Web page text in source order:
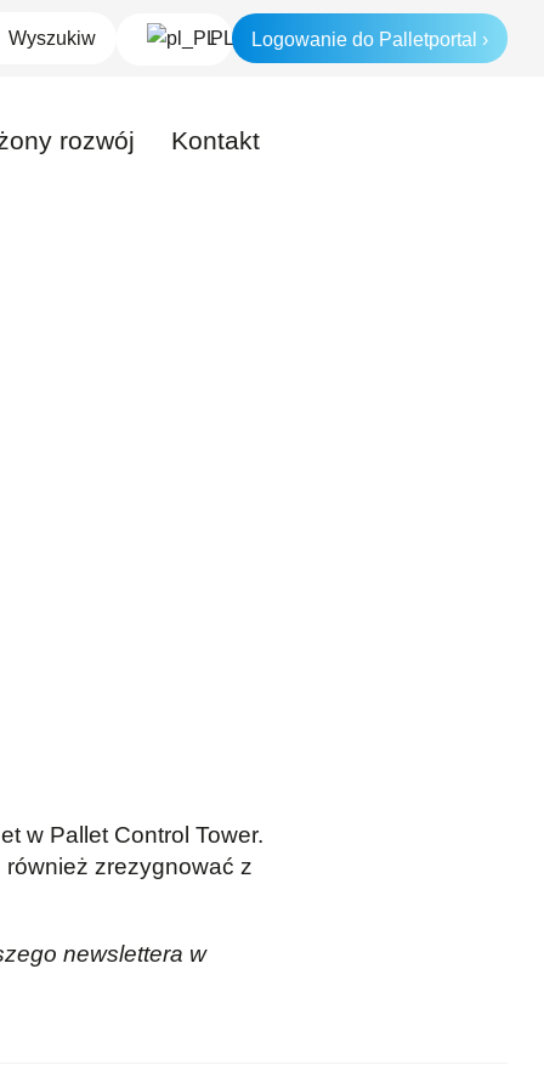
PL Logowanie do Palletportal ›
rozwój Kontakt
w Pallet Control Tower.
zrezygnować z
newslettera w